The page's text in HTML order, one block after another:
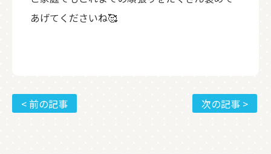
あげてくださいね🥰
< 前の記事 次の記事 >